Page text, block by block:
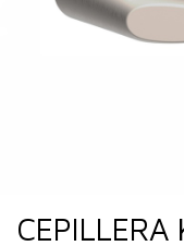
CEPILLERA